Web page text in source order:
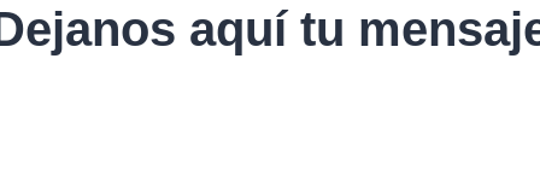
aquí tu